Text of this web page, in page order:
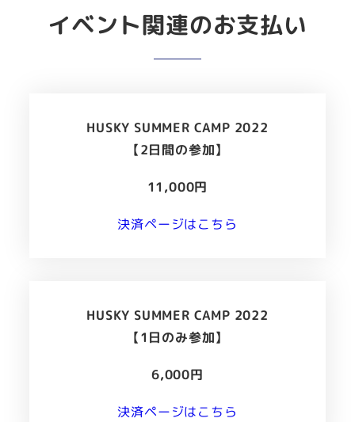
イベント関連のお支払い
HUSKY SUMMER CAMP 2022
【2日間の参加】
11,000円
決済ページはこちら
HUSKY SUMMER CAMP 2022
【1日のみ参加】
6,000円
決済ページはこちら